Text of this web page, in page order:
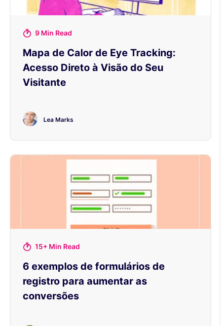
9 Min Read
Mapa de Calor de Eye Tracking:
Acesso Direto à Visão do Seu
Visitante
Lea Marks
15+ Min Read
6 exemplos de formulários de
registro para aumentar as
conversões